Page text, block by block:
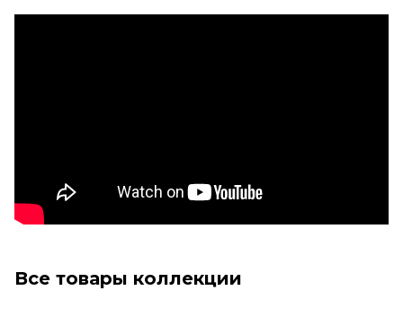
Все товары коллекции